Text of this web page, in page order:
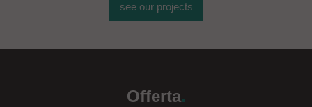
see our projects
Offerta.